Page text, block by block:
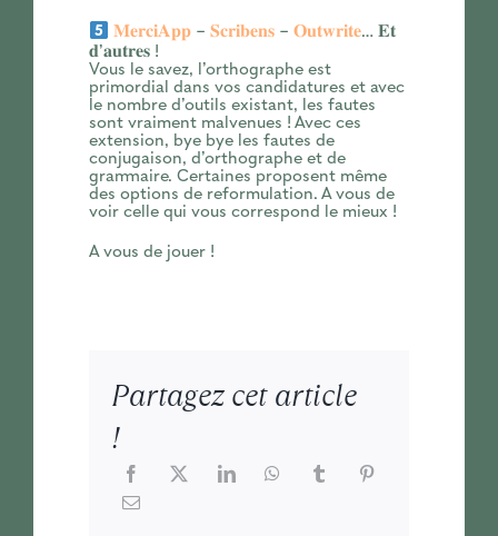
𝐌𝐞𝐫𝐜𝐢𝐀𝐩𝐩 –𝐒𝐜𝐫𝐢𝐛𝐞𝐧𝐬 –𝐎𝐮𝐭𝐰𝐫𝐢𝐭𝐞… 𝐄𝐭
𝐝’𝐚𝐮𝐭𝐫𝐞𝐬 !
Vous le savez, l’orthographe est
primordial dans vos candidatures et avec
le nombre d’outils existant, les fautes
sont vraiment malvenues ! Avec ces
extension, bye bye les fautes de
conjugaison, d’orthographe et de
grammaire. Certaines proposent même
des options de reformulation. A vous de
voir celle qui vous correspond le mieux !
A vous de jouer !
Partagez cet article
!